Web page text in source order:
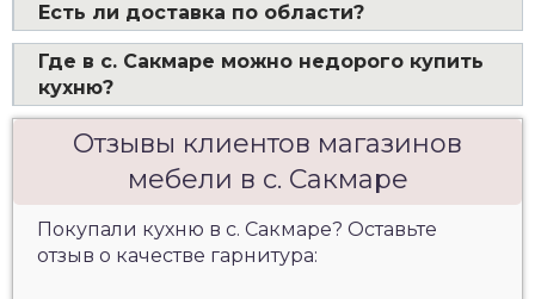
Есть ли доставка по области?
Где в с. Сакмаре можно недорого купить
кухню?
Отзывы клиентов магазинов
мебели в с. Сакмаре
Покупали кухню в с. Сакмаре? Оставьте
отзыв о качестве гарнитура: